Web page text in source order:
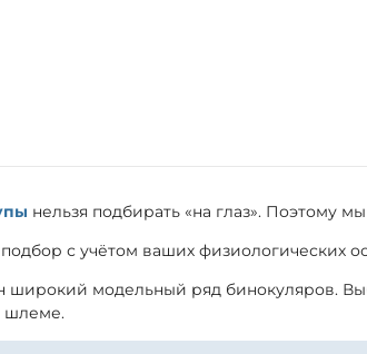
нельзя подбирать «на глаз». Поэтому
с учётом ваших физиологических
широкий модельный ряд бинокуляров.
шлеме.